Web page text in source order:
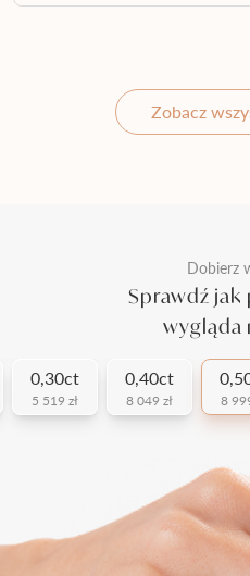
Zobacz
Dobierz
Sprawdź
wygląda
0,30ct
5 519 zł
0,40ct
8 049 zł 8